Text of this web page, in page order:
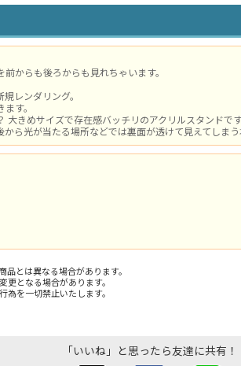
からも後ろからも見れちゃいます。
レンダリング。
す。
大きめサイズで存在感バッチリのアクリルスタンドです
ら光が当たる場所などでは裏面が透けて見えてしまう
とは異なる場合があります。
となる場合があります。
を一切禁止いたします。
「いいね」と思ったら友達に共有！